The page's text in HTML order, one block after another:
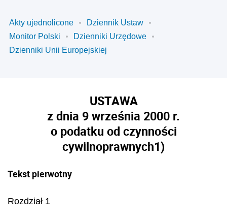
Akty ujednolicone
Dziennik Ustaw
Monitor Polski
Dzienniki Urzędowe
Dzienniki Unii Europejskiej
USTAWA
z dnia 9 września 2000 r.
o podatku od czynności
cywilnoprawnych1)
Tekst pierwotny
Rozdział 1